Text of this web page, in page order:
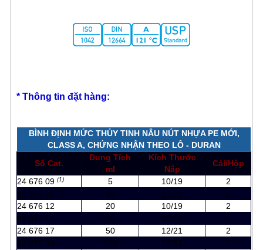
* Thông tin đặt hàng:
BÌNH ĐỊNH MỨC THỦY TINH NÂU NÚT NHỰA PE MỚI,
CLASS A, CHỨNG NHẬN THEO LÔ - DURAN
Số Cat.
Dung Tích
ml
Kích Thước
Nắp
Cái/Hộp
24 676 09 (1) 5 10/19
2
24 676 10 (1) 10 10/19
2
24 676 12
20 10/19
2
24 676 14
25 10/19
2
24 676 17
50 12/21
2
24 676 24
100 12/21
2